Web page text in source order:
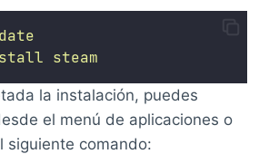
steam
la instalación, puedes
el menú de aplicaciones o
siguiente comando: